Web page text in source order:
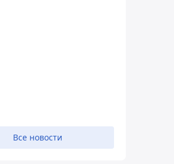
Все новости